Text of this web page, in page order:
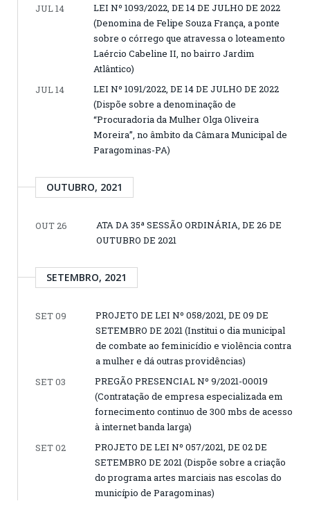
JUL 14
LEI Nº 1093/2022, DE 14 DE JULHO DE 2022
(Denomina de Felipe Souza França, a ponte
sobre o córrego que atravessa o loteamento
Laércio Cabeline II, no bairro Jardim
Atlântico)
JUL 14
LEI Nº 1091/2022, DE 14 DE JULHO DE 2022
(Dispõe sobre a denominação de
“Procuradoria da Mulher Olga Oliveira
Moreira”, no âmbito da Câmara Municipal de
Paragominas-PA)
OUTUBRO, 2021
OUT 26
ATA DA 35ª SESSÃO ORDINÁRIA, DE 26 DE
OUTUBRO DE 2021
SETEMBRO, 2021
SET 09
PROJETO DE LEI Nº 058/2021, DE 09 DE
SETEMBRO DE 2021 (Institui o dia municipal
de combate ao feminicídio e violência contra
a mulher e dá outras providências)
SET 03
PREGÃO PRESENCIAL Nº 9/2021-00019
(Contratação de empresa especializada em
fornecimento continuo de 300 mbs de acesso
à internet banda larga)
SET 02
PROJETO DE LEI Nº 057/2021, DE 02 DE
SETEMBRO DE 2021 (Dispõe sobre a criação
do programa artes marciais nas escolas do
município de Paragominas)